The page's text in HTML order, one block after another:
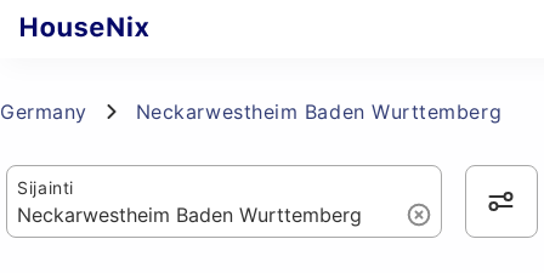
Germany Neckarwestheim Baden Wurttemberg
Sijainti